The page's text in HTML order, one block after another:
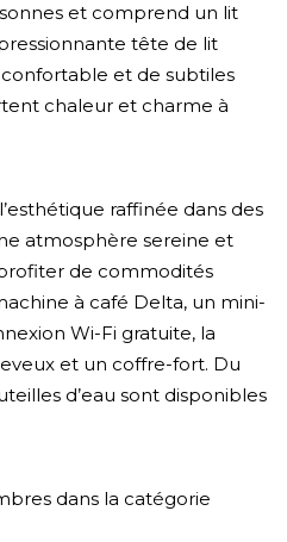
et comprend un lit
tête de lit
et de subtiles
chaleur et charme à
raffinée dans des
atmosphère sereine et
de commodités
à café Delta, un mini-
Wi-Fi gratuite, la
et un coffre-fort. Du
d’eau sont disponibles
dans la catégorie